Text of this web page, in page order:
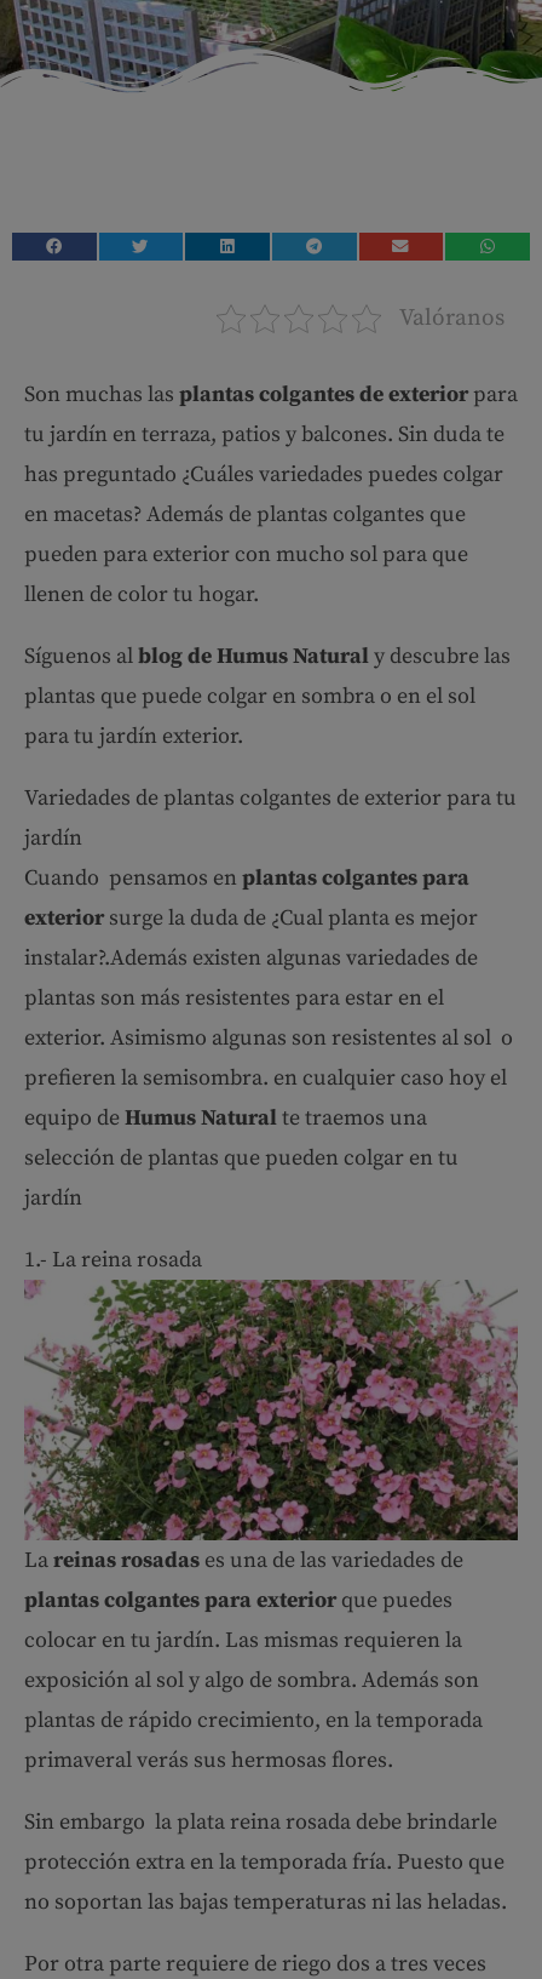
Valóranos
Son muchas las plantas colgantes de exteriorpara
tu jardín en terraza, patios y balcones. Sin duda te
has preguntado ¿Cuáles variedades puedes colgar
en macetas? Además de plantas colgantes que
pueden para exterior con mucho sol para que
llenen de color tu hogar.
Síguenos alblog de Humus Naturaly descubre las
plantas que puede colgar en sombra o en el sol
para tu jardín exterior.
Variedades de plantas colgantes de exterior para tu
jardín
Cuando pensamos enplantas colgantes para
exteriorsurge la duda de ¿Cual planta es mejor
instalar?.Además existen algunas variedades de
plantas son más resistentes para estar en el
exterior. Asimismo algunas son resistentes al sol o
prefieren la semisombra. en cualquier caso hoy el
equipo deHumus Naturalte traemos una
selección de plantas que pueden colgar en tu
jardín
1.- La reina rosada
Lareinas rosadas es una de las variedades de
plantas colgantes para exteriorque puedes
colocar en tu jardín. Las mismas requieren la
exposición al sol y algo de sombra. Además son
plantas de rápido crecimiento, en la temporada
primaveral verás sus hermosas flores.
Sin embargo la plata reina rosada debe brindarle
protección extra en la temporada fría. Puesto que
no soportan las bajas temperaturas ni las heladas.
Por otra parte requiere de riego dos a tres veces